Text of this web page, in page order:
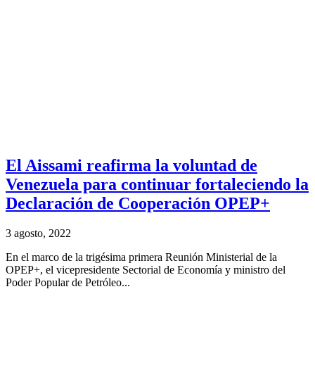
El Aissami reafirma la voluntad de
Venezuela para continuar fortaleciendo la
Declaración de Cooperación OPEP+
3 agosto, 2022
En el marco de la trigésima primera Reunión Ministerial de la
OPEP+, el vicepresidente Sectorial de Economía y ministro del
Poder Popular de Petróleo...